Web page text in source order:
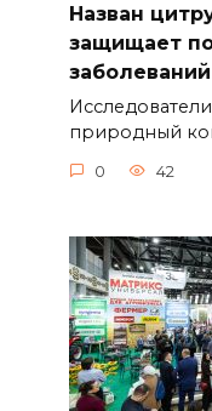
Назван
защищает
заболеваний
природный
0 42